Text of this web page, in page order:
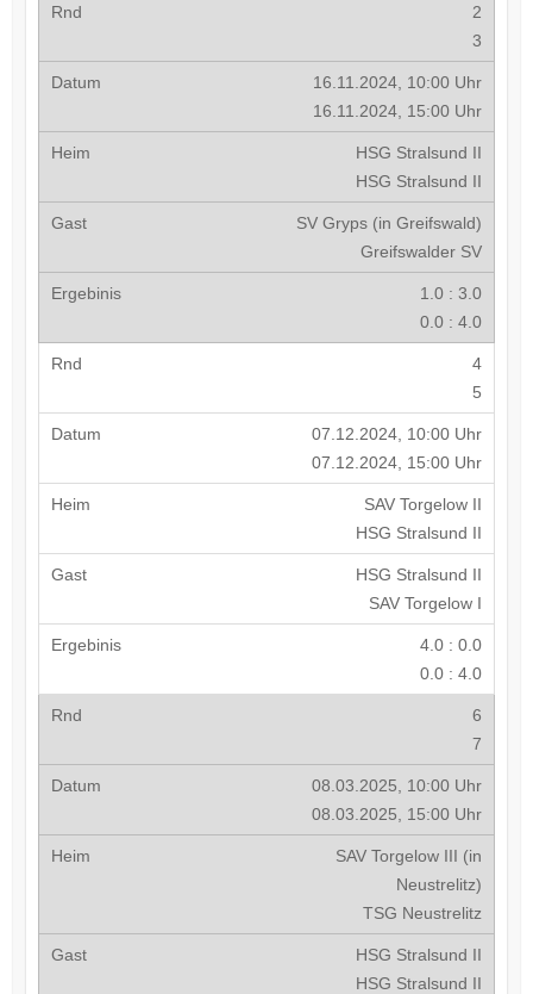
2
3
16.11.2024, 10:00 Uhr
16.11.2024, 15:00 Uhr
HSG Stralsund II
HSG Stralsund II
SV Gryps (in Greifswald)
Greifswalder SV
1.0 : 3.0
0.0 : 4.0
4
5
07.12.2024, 10:00 Uhr
07.12.2024, 15:00 Uhr
SAV Torgelow II
HSG Stralsund II
HSG Stralsund II
SAV Torgelow I
4.0 : 0.0
0.0 : 4.0
6
7
08.03.2025, 10:00 Uhr
08.03.2025, 15:00 Uhr
SAV Torgelow III (in
Neustrelitz)
TSG Neustrelitz
HSG Stralsund II
HSG Stralsund II